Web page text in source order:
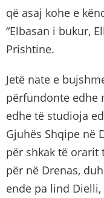
që asaj kohe e
“Elbasan i bukur,
Prishtine.
Jetë nate e
përfundonte edhe
edhe të studioja
Gjuhës Shqipe në
për shkak të orarit
për në Drenas,
ende pa lind